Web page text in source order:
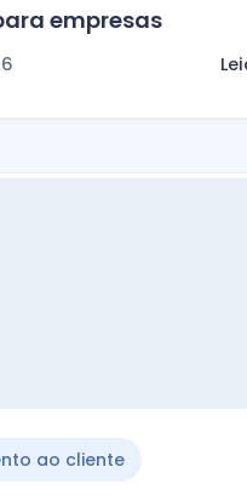
empresas
ao cliente